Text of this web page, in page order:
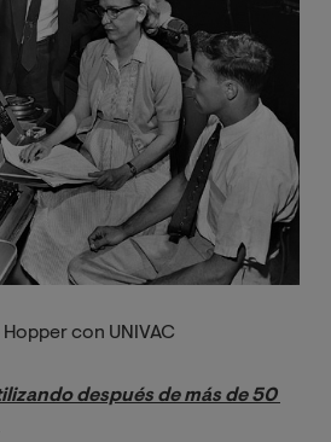
con UNIVAC
después de más de 50